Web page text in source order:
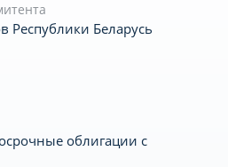
Республики Беларусь
облигации с